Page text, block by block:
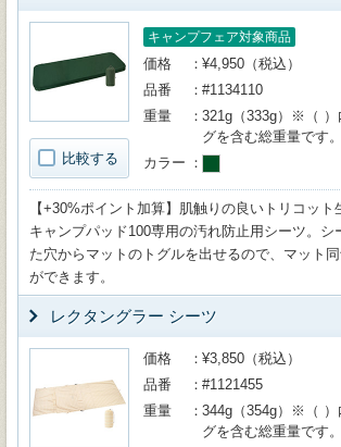
比較する
キャンプフェア対象商品
価格
¥4,950（税込）
品番
#1134110
重量
321g（333g）※（ ）
グを含む総重量です。
カラー
【+30%ポイント加算】肌触りの良いトリコット
キャンプパッド100専用の汚れ防止用シーツ。シ
た穴からマットのトグルを出せるので、マット
ができます。
レクタングラー シーツ
価格
¥3,850（税込）
品番
#1121455
重量
344g（354g）※（ ）
グを含む総重量です。